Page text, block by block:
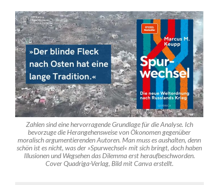
Zahlen sind eine hervorragende Grundlage für die Analyse. Ich
bevorzuge die Herangehensweise von Ökonomen gegenüber
moralisch argumentierenden Autoren. Man muss es aushalten, denn
schön ist es nicht, was der »Spurwechsel« mit sich bringt, doch haben
Illusionen und Wegsehen das Dilemma erst heraufbeschworden.
Cover Quadriga-Verlag, Bild mit Canva erstellt.